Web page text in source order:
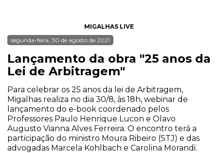
MIGALHAS LIVE
segunda-feira, 30 de agosto de 2021
Lançamento da obra "25 anos da
Lei de Arbitragem"
Para celebrar os 25 anos da lei de Arbitragem,
Migalhas realiza no dia 30/8, às 18h, webinar de
lançamento do e-book coordenado pelos
Professores Paulo Henrique Lucon e Olavo
Augusto Vianna Alves Ferreira. O encontro terá a
participação do ministro Moura Ribeiro (STJ) e das
advogadas Marcela Kohlbach e Carolina Morandi.